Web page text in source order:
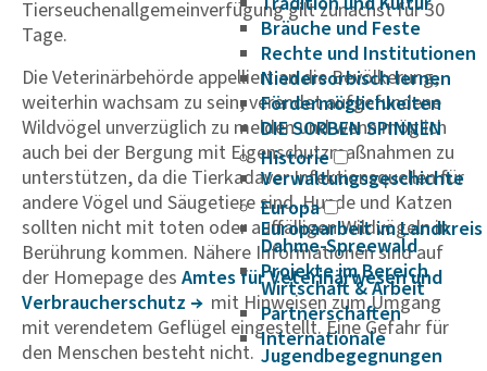
Bräuche und Feste
Rechte und Institutionen
Niedersorbisch lernen
Fördermöglichkeiten
DIE SORBEN SPINNEN
Historie
Verwaltungsgeschichte
Europa
Europaarbeit im Landkreis
Dahme-Spreewald
Projekte im Bereich
Wirtschaft & Arbeit
Partnerschaften
Internationale
Jugendbegegnungen
Tierseuchenallgemeinverfügung gilt zunächst für 30
Tage.
Die Veterinärbehörde appelliert an die Bevölkerung,
weiterhin wachsam zu sein, verendet aufgefundene
Wildvögel unverzüglich zu melden und wenn möglich
auch bei der Bergung mit Eigenschutzmaßnahmen zu
unterstützen, da die Tierkadaver Infektionsquellen für
andere Vögel und Säugetiere sind. Hunde und Katzen
sollten nicht mit toten oder auffälligen Wildvögeln in
Berührung kommen. Nähere Informationen sind auf
der Homepage des Amtes für Vete­ri­nä­r­wesen und
Verbrau­cher­schutz
mit Hinweisen zum Umgang
mit verendetem Geflügel eingestellt. Eine Gefahr für
den Menschen besteht nicht.